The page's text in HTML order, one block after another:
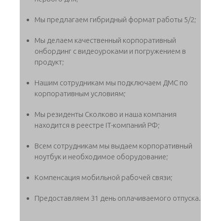
Мы предлагаем гибридный формат работы 5/2;
Мы делаем качественный корпоративный
онбординг с видеоуроками и погружением в
продукт;
Нашим сотрудникам мы подключаем ДМС по
корпоративным условиям;
Мы резиденты Сколково и наша компания
находится в реестре IT-компаний РФ;
Всем сотрудникам мы выдаем корпоративный
ноутбук и необходимое оборудование;
Компенсация мобильной рабочей связи;
Предоставляем 31 день оплачиваемого отпуска.